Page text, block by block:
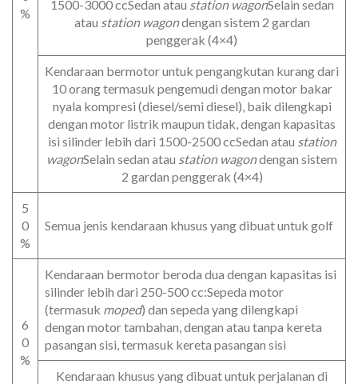
%
1500-3000 ccSedan atau station wagonSelain sedan
atau station wagondengan sistem 2 gardan
penggerak (4×4)
Kendaraan bermotor untuk pengangkutan kurang dari
10 orang termasuk pengemudi dengan motor bakar
nyala kompresi (diesel/semi diesel), baik dilengkapi
dengan motor listrik maupun tidak, dengan kapasitas
isi silinder lebih dari 1500-2500 ccSedan atau station
wagonSelain sedan atau station wagondengan sistem
2 gardan penggerak (4×4)
5
0
%
Semua jenis kendaraan khusus yang dibuat untuk golf
6
0
%
Kendaraan bermotor beroda dua dengan kapasitas isi
silinder lebih dari 250-500 cc:Sepeda motor
(termasuk moped) dan sepeda yang dilengkapi
dengan motor tambahan, dengan atau tanpa kereta
pasangan sisi, termasuk kereta pasangan sisi
Kendaraan khusus yang dibuat untuk perjalanan di